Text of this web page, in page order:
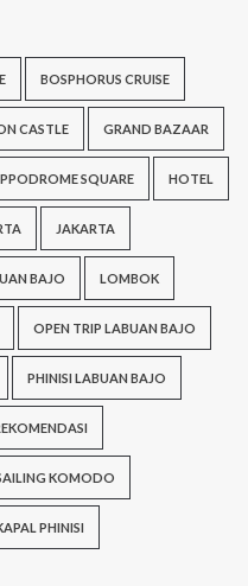
BOSPHORUS CRUISE
CASTLE GRAND BAZAAR
SQUARE HOTEL
JAKARTA
BAJO LOMBOK
OPEN TRIP LABUAN BAJO
PHINISI LABUAN BAJO
KOMODO
PHINISI